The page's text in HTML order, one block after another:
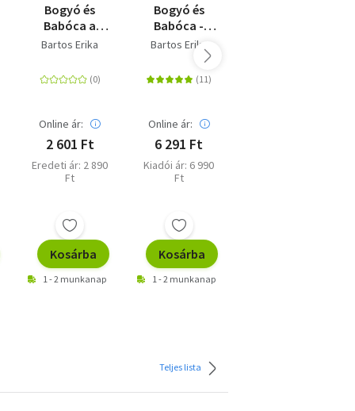
Bogyó és
Babóca a
malomban
Bartos Erika
Online ár:
2 601 Ft
Eredeti ár: 2 890
Ft
Kosárba
1 - 2 munkanap
Bogyó és
Babóca -
Érzelmek
Bartos Erika
Online ár:
6 291 Ft
Kiadói ár: 6 990
Ft
Kosárba
1 - 2 munkanap
Teljes lista